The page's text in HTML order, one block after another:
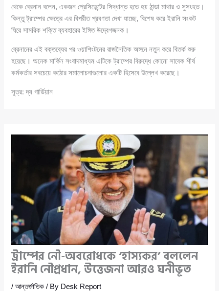
থেকে ব্রেনান বলেন, একজন প্রেসিডেন্টের সিদ্ধান্ত হতে হয় ঠান্ডা মাথার ও সুসংহত।
কিন্তু ট্রাম্পের ক্ষেত্রে এর বিপরীত প্রবণতা দেখা যাচ্ছে, বিশেষ করে ইরানি সংকট
ঘিরে সামরিক শক্তি ব্যবহারের ইঙ্গিত উদ্বেগজনক।
ব্রেনানের এই বক্তব্যের পর ওয়াশিংটনের রাজনৈতিক অঙ্গনে নতুন করে বিতর্ক শুরু
হয়েছে। অনেক মার্কিন সংবাদমাধ্যম এটিকে ট্রাম্পের বিরুদ্ধে কোনো সাবেক শীর্ষ
কর্মকর্তার সবচেয়ে কঠোর সমালোচনাগুলোর একটি হিসেবে উল্লেখ করেছে।
সূত্র: দ্য গার্ডিয়ান
ট্রাম্পের নৌ-অবরোধকে ‘হাস্যকর’ বললেন
ইরানি নৌপ্রধান, উত্তেজনা আরও ঘনীভূত
/আন্তর্জাতিক / By Desk Report